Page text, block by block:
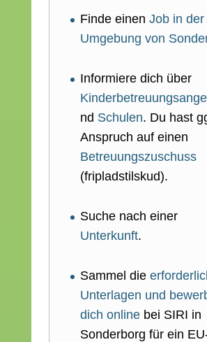
Finde einen Job in der
Umgebung von
Informiere dich über
nd Schulen. Du hast
Anspruch auf einen
Betreuungszuschuss
(fripladstilskud).
Suche nach einer
Unterkunft.
Sammel die
Unterlagen und
dich onlinebei SIRI in
Sonderborg für ein